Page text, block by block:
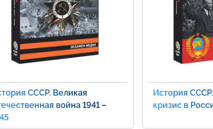
СССР. Великая
война 1941 –
История
кризис в